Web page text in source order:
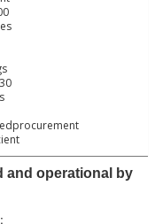
and operational by